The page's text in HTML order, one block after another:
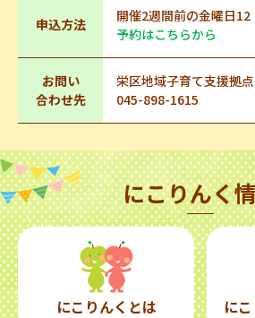
申込方法
開催2週間前の金曜日
予約はこちらから
お問い
合わせ先
栄区地域子育て支援拠
045-898-1615
にこりんく
にこりんくとは に